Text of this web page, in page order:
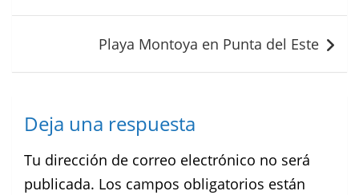
entradas
Playa Montoya en Punta del Este
Deja una respuesta
Tu dirección de correo electrónico no será
publicada. Los campos obligatorios están